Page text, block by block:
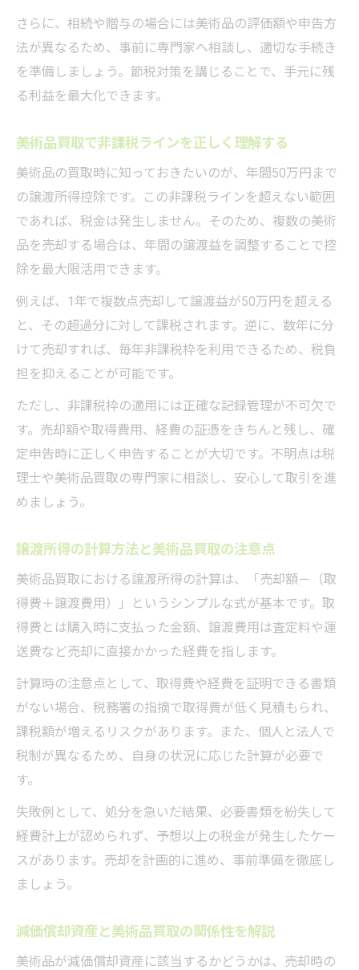
さらに、相続や贈与の場合には美術品の評価額や申告方
法が異なるため、事前に専門家へ相談し、適切な手続き
を準備しましょう。節税対策を講じることで、手元に残
る利益を最大化できます。
美術品買取で非課税ラインを正しく理解する
美術品の買取時に知っておきたいのが、年間50万円まで
の譲渡所得控除です。この非課税ラインを超えない範囲
であれば、税金は発生しません。そのため、複数の美術
品を売却する場合は、年間の譲渡益を調整することで控
除を最大限活用できます。
例えば、1年で複数点売却して譲渡益が50万円を超える
と、その超過分に対して課税されます。逆に、数年に分
けて売却すれば、毎年非課税枠を利用できるため、税負
担を抑えることが可能です。
ただし、非課税枠の適用には正確な記録管理が不可欠で
す。売却額や取得費用、経費の証憑をきちんと残し、確
定申告時に正しく申告することが大切です。不明点は税
理士や美術品買取の専門家に相談し、安心して取引を進
めましょう。
譲渡所得の計算方法と美術品買取の注意点
美術品買取における譲渡所得の計算は、「売却額－（取
得費＋譲渡費用）」というシンプルな式が基本です。取
得費とは購入時に支払った金額、譲渡費用は査定料や運
送費など売却に直接かかった経費を指します。
計算時の注意点として、取得費や経費を証明できる書類
がない場合、税務署の指摘で取得費が低く見積もられ、
課税額が増えるリスクがあります。また、個人と法人で
税制が異なるため、自身の状況に応じた計算が必要で
す。
失敗例として、処分を急いだ結果、必要書類を紛失して
経費計上が認められず、予想以上の税金が発生したケー
スがあります。売却を計画的に進め、事前準備を徹底し
ましょう。
減価償却資産と美術品買取の関係性を解説
美術品が減価償却資産に該当するかどうかは、売却時の